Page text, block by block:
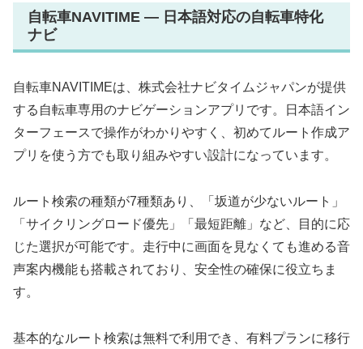
自転車NAVITIME — 日本語対応の自転車特化
ナビ
自転車NAVITIMEは、株式会社ナビタイムジャパンが提供
する自転車専用のナビゲーションアプリです。日本語イン
ターフェースで操作がわかりやすく、初めてルート作成ア
プリを使う方でも取り組みやすい設計になっています。
ルート検索の種類が7種類あり、「坂道が少ないルート」
「サイクリングロード優先」「最短距離」など、目的に応
じた選択が可能です。走行中に画面を見なくても進める音
声案内機能も搭載されており、安全性の確保に役立ちま
す。
基本的なルート検索は無料で利用でき、有料プランに移行